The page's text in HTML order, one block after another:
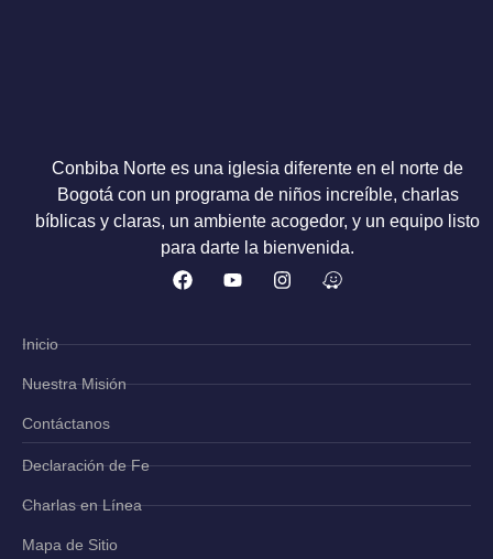
Conbiba Norte es una iglesia diferente en el norte de
Bogotá con un programa de niños increíble, charlas
bíblicas y claras, un ambiente acogedor, y un equipo listo
para darte la bienvenida.
Inicio
Nuestra Misión
Contáctanos
Declaración de Fe
Charlas en Línea
Mapa de Sitio